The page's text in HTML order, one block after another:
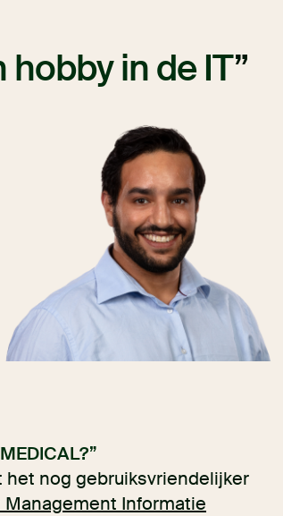
hobby in de IT
het nog gebruiksvriendelijker
Informatie